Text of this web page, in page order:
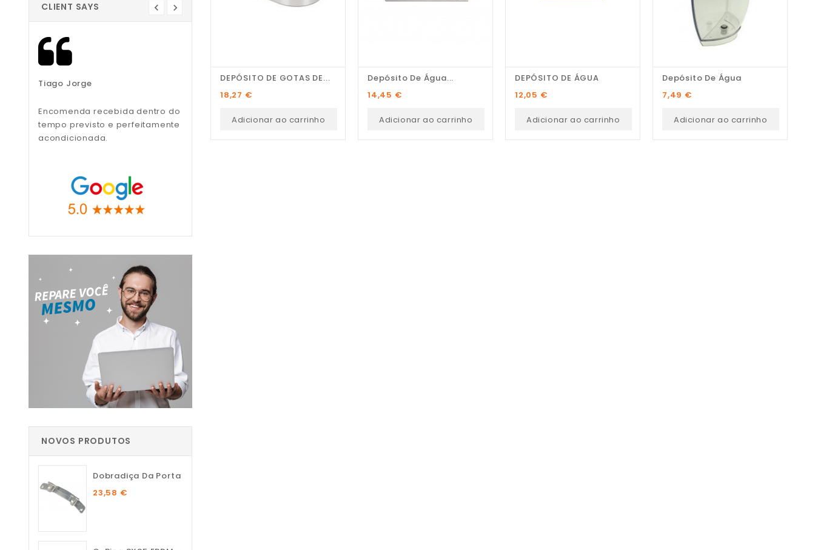
CLIENT SAYS
Tiago Jorge
Encomenda recebida dentro do
tempo previsto e perfeitamente
acondicionada.
Liliana Teixeira
profissionais.
Pedro Pereira
peças e excelente serviço
NOVOS PRODUTOS
Dobradiça Da Porta
23,58 €
DEPÓSITO DE GOTAS DE...
Preço
18,27 €
Adicionar ao carrinho
Depósito De Água...
Preço
14,45 €
Adicionar ao carrinho
DEPÓSITO DE ÁGUA
Preço
12,05 €
Adicionar ao carrinho
Depósito De Água
Preço
7,49 €
Adicionar ao carrinho